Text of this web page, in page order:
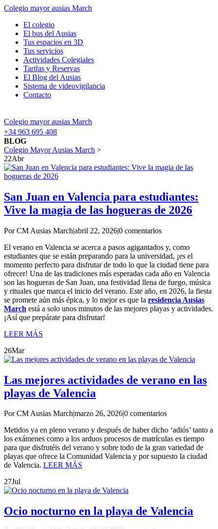
Colegio mayor ausias March
El colegio
El bus del Ausias
Tus espacios en 3D
Tus servicios
Actividades Colegiales
Tarifas y Reservas
El Blog del Ausias
Sistema de videovigilancia
Contacto
Colegio mayor ausias March
+34 963 695 408
BLOG
Colegio Mayor Ausias March >
22Abr
San Juan en Valencia para estudiantes:
Vive la magia de las hogueras de 2026
Por CM Ausias March|abril 22, 2026|0 comentarios
El verano en Valencia se acerca a pasos agigantados y, como
estudiantes que se están preparando para la universidad, ¡es el
momento perfecto para disfrutar de todo lo que la ciudad tiene para
ofrecer! Una de las tradiciones más esperadas cada año en Valencia
son las hogueras de San Juan, una festividad llena de fuego, música
y rituales que marca el inicio del verano. Este año, en 2026, la fiesta
se promete aún más épica, y lo mejor es que la residencia Ausias
March está a solo unos minutos de las mejores playas y actividades.
¡Así que prepárate para disfrutar!
LEER MÁS
26Mar
Las mejores actividades de verano en las
playas de Valencia
Por CM Ausias Marchmarzo 26, 20260 comentarios
Metidos ya en pleno verano y después de haber dicho ‘adiós’ tanto a
los exámenes como a los arduos procesos de matrículas es tiempo
para que disfrutéis del verano y sobre todo de la gran variedad de
playas que ofrece la Comunidad Valencia y por supuesto la ciudad
de Valencia. LEER MÁS
27Jul
Ocio nocturno en la playa de Valencia